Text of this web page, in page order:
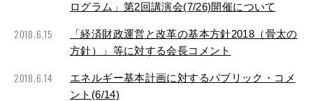
ログラム」第2回講演会(7/26)開催について
2018.6.15
「経済財政運営と改革の基本方針2018（骨太の
方針）」等に対する会長コメント
2018.6.14
エネルギー基本計画に対するパブリック・コメ
ント(6/14)